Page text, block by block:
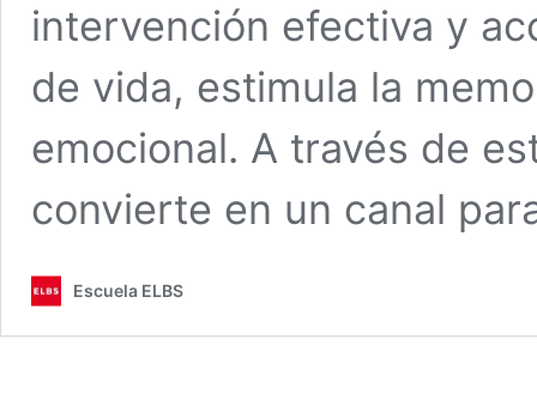
intervención efectiva y
de vida, estimula la
emocional. A través de
convierte en un canal
Escuela ELBS